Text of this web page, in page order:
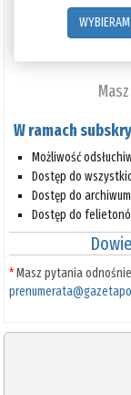
WYBIERAM
W ramach
Możliwość
Dostęp do
Dostęp do
Dostęp do
*Masz pytania